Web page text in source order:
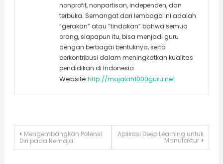
nonprofit, nonpartisan, independen, dan
terbuka. Semangat dari lembaga ini adalah
“gerakan” atau “tindakan” bahwa semua
orang, siapapun itu, bisa menjadi guru
dengan berbagai bentuknya, serta
berkontribusi dalam meningkatkan kualitas
pendidikan di Indonesia.
Website http://majalah1000guru.net
Post
Mengembangkan Potensi
Diri pada Remaja
Aplikasi Deep Learning untuk
Manufaktur